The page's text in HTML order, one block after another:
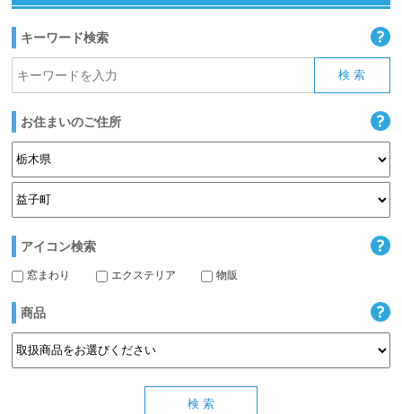
キーワード検索
お住まいのご住所
アイコン検索
窓まわり エクステリア 物販
商品